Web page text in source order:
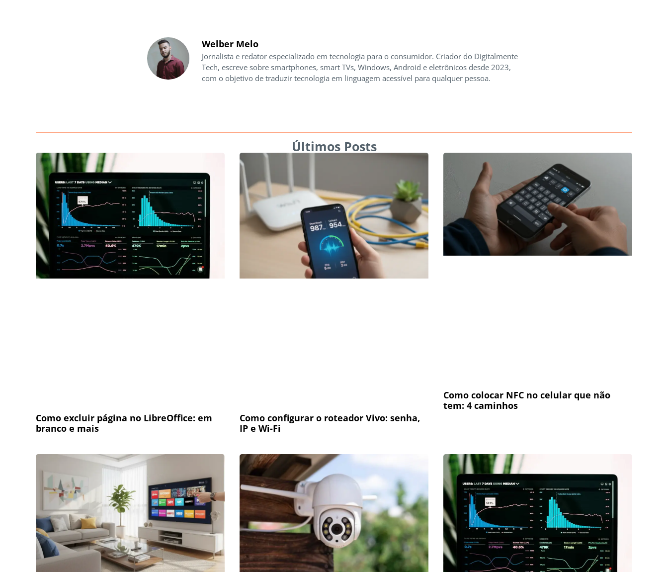
Welber Melo
Jornalista e redator especializado em tecnologia para o consumidor. Criador do Digitalmente
Tech, escreve sobre smartphones, smart TVs, Windows, Android e eletrônicos desde 2023,
com o objetivo de traduzir tecnologia em linguagem acessível para qualquer pessoa.
Últimos Posts
Como excluir página no LibreOffice: em
branco e mais
Como configurar o roteador Vivo: senha,
IP e Wi-Fi
Como colocar NFC no celular que não
tem: 4 caminhos